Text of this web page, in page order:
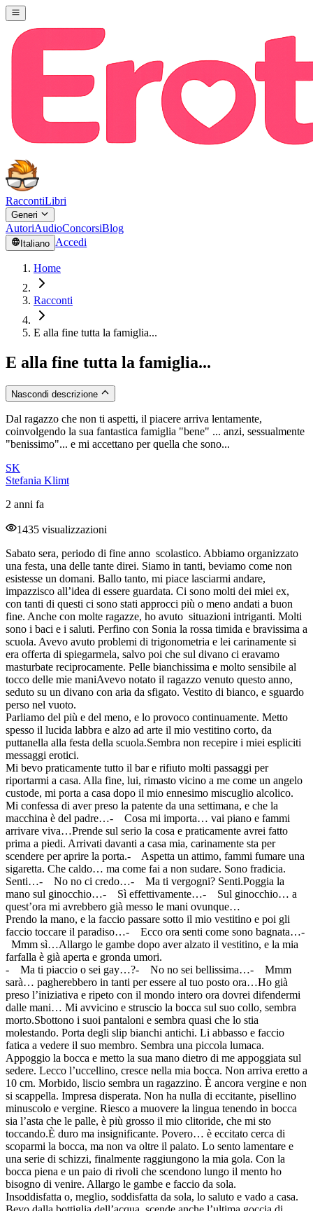
RaccontiLibri
Generi
AutoriAudioConcorsiBlog
Italiano Accedi
Home
Racconti
E alla fine tutta la famiglia...
E alla fine tutta la famiglia...
Nascondi descrizione
Dal ragazzo che non ti aspetti, il piacere arriva lentamente,
coinvolgendo la sua fantastica famiglia "bene" ... anzi, sessualmente
"benissimo"... e mi accettano per quella che sono...
SK
Stefania Klimt
2 anni fa
1435 visualizzazioni
Sabato sera, periodo di fine anno scolastico. Abbiamo organizzato
una festa, una delle tante direi. Siamo in tanti, beviamo come non
esistesse un domani. Ballo tanto, mi piace lasciarmi andare,
impazzisco all’idea di essere guardata. Ci sono molti dei miei ex,
con tanti di questi ci sono stati approcci più o meno andati a buon
fine. Anche con molte ragazze, ho avuto situazioni intriganti. Molti
sono i baci e i saluti. Perfino con Sonia la rossa timida e bravissima a
scuola. Avevo avuto problemi di trigonometria e lei carinamente si
era offerta di spiegarmela, salvo poi che sul divano ci eravamo
masturbate reciprocamente. Pelle bianchissima e molto sensibile al
tocco delle mie maniAvevo notato il ragazzo venuto questo anno,
seduto su un divano con aria da sfigato. Vestito di bianco, e sguardo
perso nel vuoto.
Parliamo del più e del meno, e lo provoco continuamente. Metto
spesso il lucida labbra e alzo ad arte il mio vestitino corto, da
puttanella alla festa della scuola.Sembra non recepire i miei espliciti
messaggi erotici.
Mi bevo praticamente tutto il bar e rifiuto molti passaggi per
riportarmi a casa. Alla fine, lui, rimasto vicino a me come un angelo
custode, mi porta a casa dopo il mio ennesimo miscuglio alcolico.
Mi confessa di aver preso la patente da una settimana, e che la
macchina è del padre…- Cosa mi importa… vai piano e fammi
arrivare viva…Prende sul serio la cosa e praticamente avrei fatto
prima a piedi. Arrivati davanti a casa mia, carinamente sta per
scendere per aprire la porta.- Aspetta un attimo, fammi fumare una
sigaretta. Che caldo… ma come fai a non sudare. Sono fradicia.
Senti…- No no ci credo…- Ma ti vergogni? Senti.Poggia la
mano sul ginocchio…- Sì effettivamente…- Sul ginocchio… a
quest’ora mi avrebbero già messo le mani ovunque…
Prendo la mano, e la faccio passare sotto il mio vestitino e poi gli
faccio toccare il paradiso…- Ecco ora senti come sono bagnata…-
Mmm sì…Allargo le gambe dopo aver alzato il vestitino, e la mia
farfalla è già aperta e gronda umori.
- Ma ti piaccio o sei gay…?- No no sei bellissima…- Mmm
sarà… pagherebbero in tanti per essere al tuo posto ora…Ho già
preso l’iniziativa e ripeto con il mondo intero ora dovrei difendermi
dalle mani… Mi avvicino e struscio la bocca sul suo collo, sembra
morto.Sbottono i suoi pantaloni e sembra quasi che lo stia
molestando. Porta degli slip bianchi antichi. Li abbasso e faccio
fatica a vedere il suo membro. Sembra una piccola lumaca.
Appoggio la bocca e metto la sua mano dietro di me appoggiata sul
sedere. Lecco l’uccellino, cresce nella mia bocca. Non arriva eretto a
10 cm. Morbido, liscio sembra un ragazzino. È ancora vergine e non
si scappella. Impresa disperata. Non ha nulla di eccitante, pisellino
minuscolo e vergine. Riesco a muovere la lingua tenendo in bocca
sia l’asta che le palle, è più grosso il mio clitoride, che mi sto
toccando.È duro ma insignificante. Povero… è eccitato cerca di
scoparmi la bocca, ma non va oltre il palato. Lo sento lamentare e
una serie di schizzi, finalmente raggiungono la mia gola. Con la
bocca piena e un paio di rivoli che scendono lungo il mento ho
bisogno di venire. Allargo le gambe e faccio da sola.
Insoddisfatta o, meglio, soddisfatta da sola, lo saluto e vado a casa.